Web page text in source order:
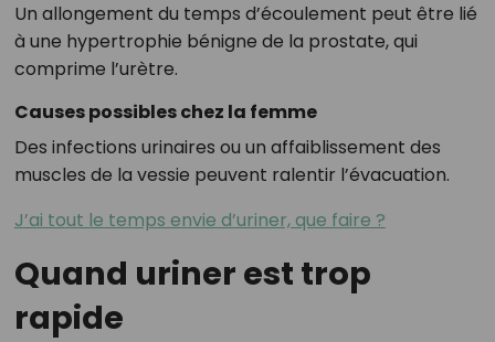
Un allongement du temps d’écoulement peut être lié
à une hypertrophie bénigne de la prostate, qui
comprime l’urètre.
Causes possibles chez la femme
Des infections urinaires ou un affaiblissement des
muscles de la vessie peuvent ralentir l’évacuation.
J’ai tout le temps envie d’uriner, que faire ?
Quand uriner est trop
rapide